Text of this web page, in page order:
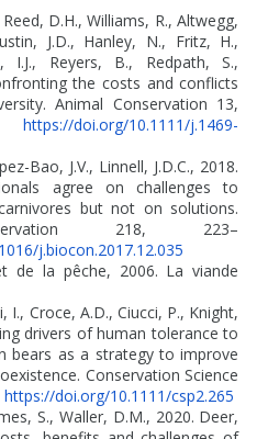
D.H., Williams, R., Altwegg,
J.D., Hanley, N., Fritz, H.,
I.J., Reyers, B., Redpath, S.,
the costs and conflicts
Animal Conservation 13,
https://doi.org/10.1111/j.1469-
Bao, J.V., Linnell, J.D.C., 2018.
agree on challenges to
but not on solutions.
218, 223–
j.biocon.2017.12.035
de la pêche, 2006. La viande
I., Croce, A.D., Ciucci, P., Knight,
drivers of human tolerance to
bears as a strategy to improve
Conservation Science
https://doi.org/10.1111/csp2.265
S., Waller, D.M., 2020. Deer,